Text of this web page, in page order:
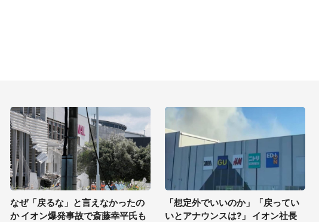
なぜ「戻るな」と言えなかったの
か イオン爆発事故で斎藤幸平氏も
「想定外でいいのか」「戻ってい
いとアナウンスは?」 イオン社長